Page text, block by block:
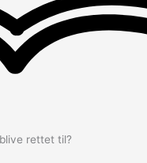
rettet til?